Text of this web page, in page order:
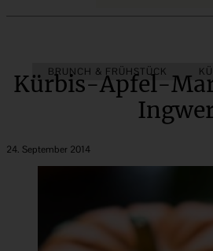
BRUNCH & FRÜHSTÜCK
Kürbis-Apfel-
24. September 2014